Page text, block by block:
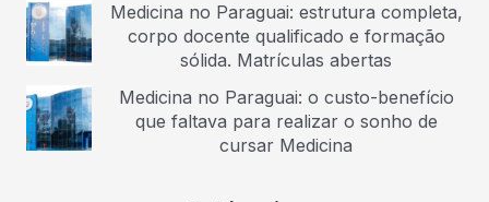
Medicina no Paraguai: estrutura completa,
corpo docente qualificado e formação
sólida. Matrículas abertas
Medicina no Paraguai: o custo-benefício
que faltava para realizar o sonho de
cursar Medicina